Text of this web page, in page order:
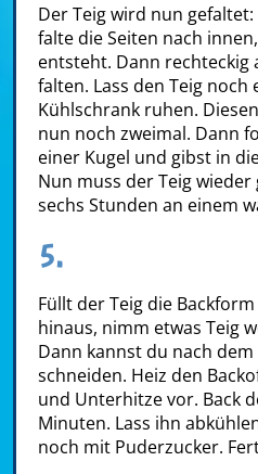
Der Teig wird nun
falte die Seiten nach
entsteht. Dann
falten. Lass den Teig
Kühlschrank ruhen.
nun noch zweimal. Dann
einer Kugel und gibst in
Nun muss der Teig
sechs Stunden an einem
5.
Füllt der Teig die
hinaus, nimm etwas Teig
Dann kannst du nach
schneiden. Heiz den
und Unterhitze vor. Back
Minuten. Lass ihn
noch mit Puderzucker.